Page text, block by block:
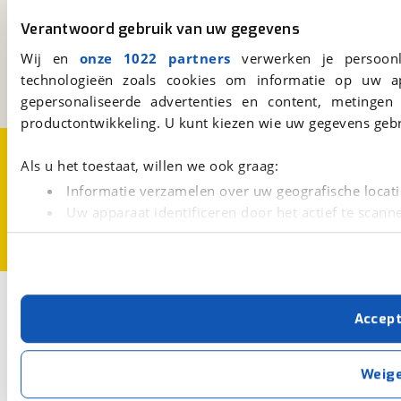
Verantwoord gebruik van uw gegevens
Wij en onze 1022 partners verwerken je
technologieën zoals cookies om informatie op
gepersonaliseerde advertenties en content,
productontwikkeling. U kunt kiezen wie uw gegevens
Als u het toestaat, willen we ook graag:
Informatie verzamelen over uw geografische
Uw apparaat identificeren door het actief te
Lees meer over hoe uw persoonlijke gegevens worden
Met cookies en vergelijkbare technieken zorgen we
cookies zorgen ervoor dat de website goed werkt.
verbeteren. We tonen je graag relevante advertenties
buiten onze website volgt – uiteraard op
. Als je weigert, plaatsen we alleen
Kosterijland15
Bunnik
Een initiatief van
BOVAG
CookievoorkeurenVacatures